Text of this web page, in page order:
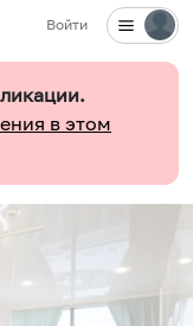
Войти
в этом